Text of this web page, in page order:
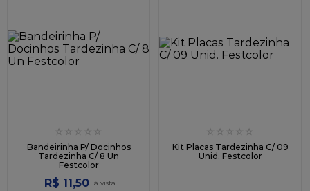
☆ ☆ ☆ ☆ ☆
Bandeirinha P/ Docinhos
Tardezinha C/ 8 Un
Festcolor
R$ 11,50
☆ ☆ ☆ ☆ ☆
Kit Placas Tardezinha C/ 09
Unid. Festcolor